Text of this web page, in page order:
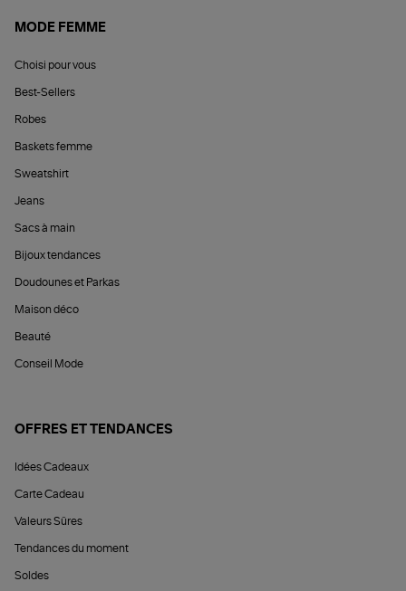
MODE FEMME
Choisi pour vous
Best-Sellers
Robes
Baskets femme
Sweatshirt
Jeans
Sacs à main
Bijoux tendances
Doudounes et Parkas
Maison déco
Beauté
Conseil Mode
OFFRES ET TENDANCES
Idées Cadeaux
Carte Cadeau
Valeurs Sûres
Tendances du moment
Soldes